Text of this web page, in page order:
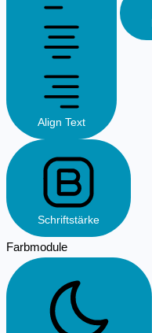
Align Text
Schriftstärke
Farbmodule